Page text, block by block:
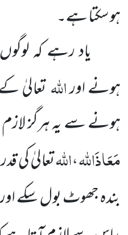
ہو سکتا ہے۔
یاد رہے کہ
ہونے اوراللہتعالیٰ
ہونے سے یہ ہرگز
مَعَاذَاللہ،اللہتعالیٰ کی
بندہ جھوٹ بول سکے